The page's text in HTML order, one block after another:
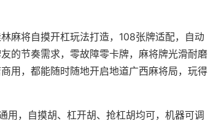
麻将自摸开杠玩法打造，108张牌适配，自动
的节奏需求，零故障零卡牌，麻将牌光滑耐磨
用，都能随时随地开启地道广西麻将局，玩得
用，自摸胡、杠开胡、抢杠胡均可，机器可调